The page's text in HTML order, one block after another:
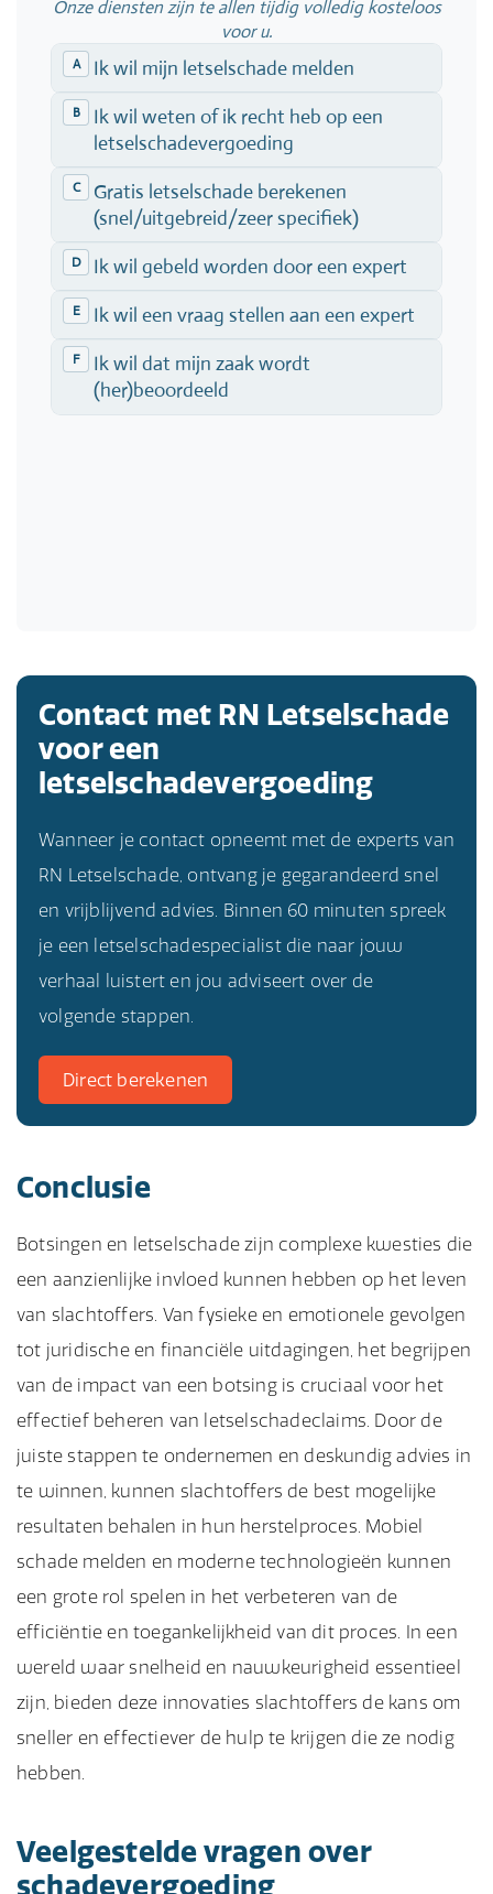
Contact met RN Letselschade
voor een
letselschadevergoeding
Wanneer je contact opneemt met de experts van
RN Letselschade, ontvang je gegarandeerd snel
en vrijblijvend advies. Binnen 60 minuten spreek
je een letselschadespecialist die naar jouw
verhaal luistert en jou adviseert over de
volgende stappen.
Direct berekenen
Conclusie
Botsingen en letselschade zijn complexe kwesties die
een aanzienlijke invloed kunnen hebben op het leven
van slachtoffers. Van fysieke en emotionele gevolgen
tot juridische en financiële uitdagingen, het begrijpen
van de impact van een botsing is cruciaal voor het
effectief beheren van letselschadeclaims. Door de
juiste stappen te ondernemen en deskundig advies in
te winnen, kunnen slachtoffers de best mogelijke
resultaten behalen in hun herstelproces. Mobiel
schade melden en moderne technologieën kunnen
een grote rol spelen in het verbeteren van de
efficiëntie en toegankelijkheid van dit proces. In een
wereld waar snelheid en nauwkeurigheid essentieel
zijn, bieden deze innovaties slachtoffers de kans om
sneller en effectiever de hulp te krijgen die ze nodig
hebben.
Veelgestelde vragen over
schadevergoeding